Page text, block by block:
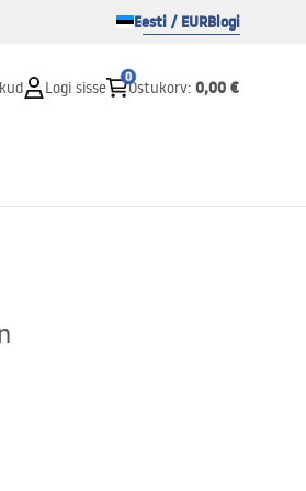
Eesti / EURBlogi
Logi sisse
0
Ostukorv: 0,00 €